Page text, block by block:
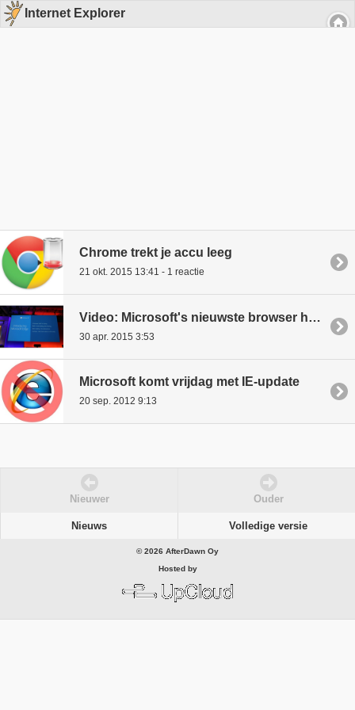
Internet Explorer
Chrome trekt je accu leeg
21 okt. 2015 13:41 - 1 reactie
Video: Microsoft's nieuwste browser heet nu Edge
30 apr. 2015 3:53
Microsoft komt vrijdag met IE-update
20 sep. 2012 9:13
Nieuwer Ouder
Nieuws Volledige versie
© 2026 AfterDawn Oy
Hosted by